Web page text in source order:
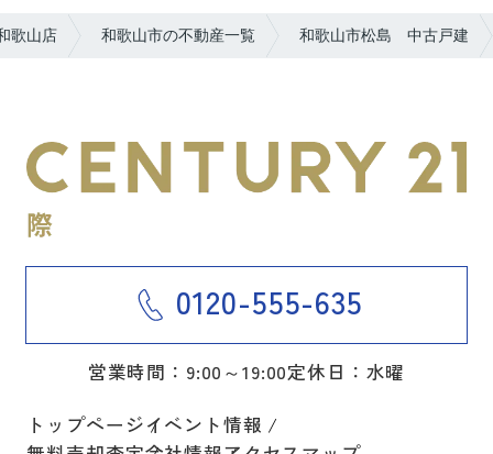
歌山店 和歌山市の不動産一覧 和歌山市松島 中古戸建
0120-555-635
営業時間：9:00～19:00定休日：水曜
トップページイベント情報